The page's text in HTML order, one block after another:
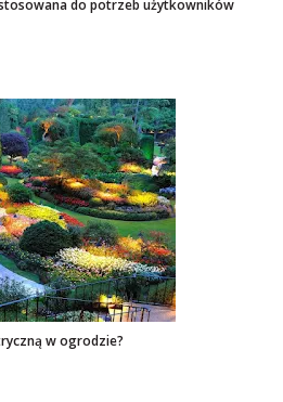
do potrzeb użytkowników
w ogrodzie?